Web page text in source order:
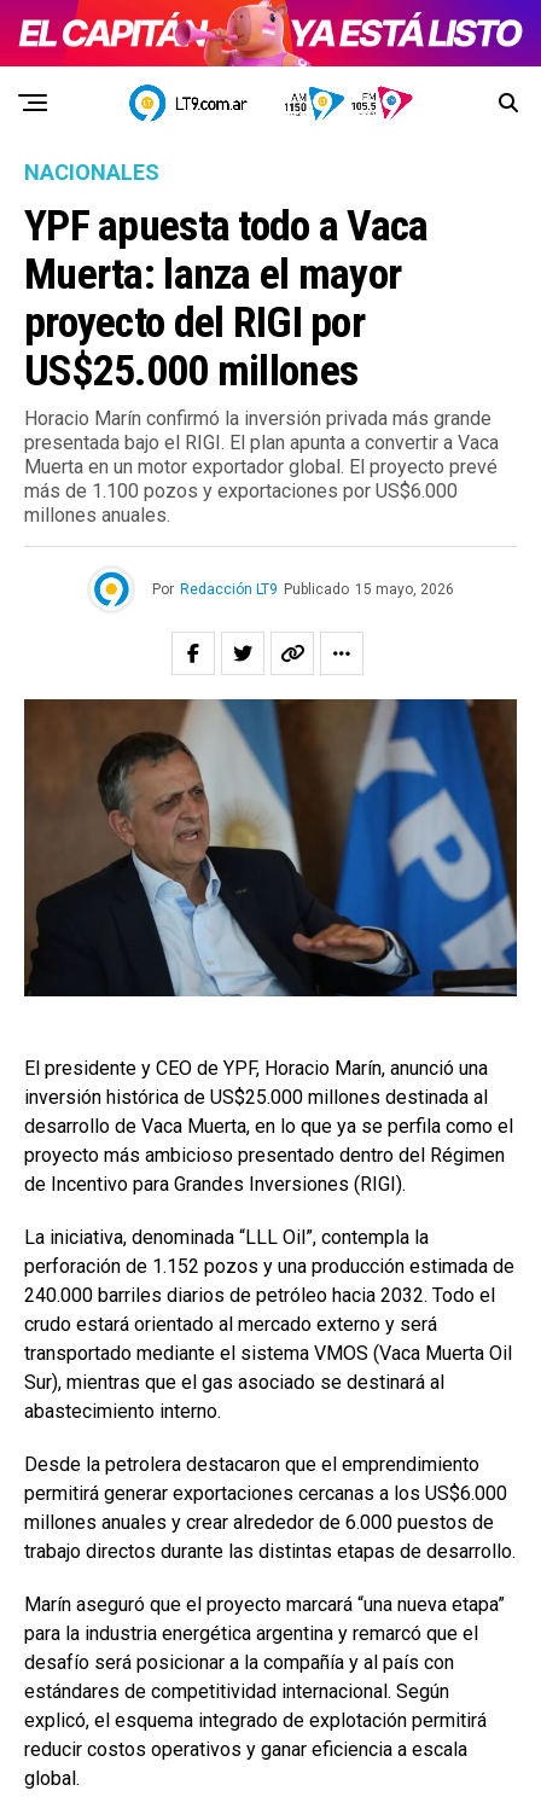
NACIONALES
YPF apuesta todo a Vaca
Muerta: lanza el mayor
proyecto del RIGI por
US$25.000 millones
Horacio Marín confirmó la inversión privada más grande
presentada bajo el RIGI. El plan apunta a convertir a Vaca
Muerta en un motor exportador global. El proyecto prevé
más de 1.100 pozos y exportaciones por US$6.000
millones anuales.
Por Redacción LT9 Publicado 15 mayo, 2026
El presidente y CEO de YPF, Horacio Marín, anunció una
inversión histórica de US$25.000 millones destinada al
desarrollo de Vaca Muerta, en lo que ya se perfila como el
proyecto más ambicioso presentado dentro del Régimen
de Incentivo para Grandes Inversiones (RIGI).
La iniciativa, denominada “LLL Oil”, contempla la
perforación de 1.152 pozos y una producción estimada de
240.000 barriles diarios de petróleo hacia 2032. Todo el
crudo estará orientado al mercado externo y será
transportado mediante el sistema VMOS (Vaca Muerta Oil
Sur), mientras que el gas asociado se destinará al
abastecimiento interno.
Desde la petrolera destacaron que el emprendimiento
permitirá generar exportaciones cercanas a los US$6.000
millones anuales y crear alrededor de 6.000 puestos de
trabajo directos durante las distintas etapas de desarrollo.
Marín aseguró que el proyecto marcará “una nueva etapa”
para la industria energética argentina y remarcó que el
desafío será posicionar a la compañía y al país con
estándares de competitividad internacional. Según
explicó, el esquema integrado de explotación permitirá
reducir costos operativos y ganar eficiencia a escala
global.